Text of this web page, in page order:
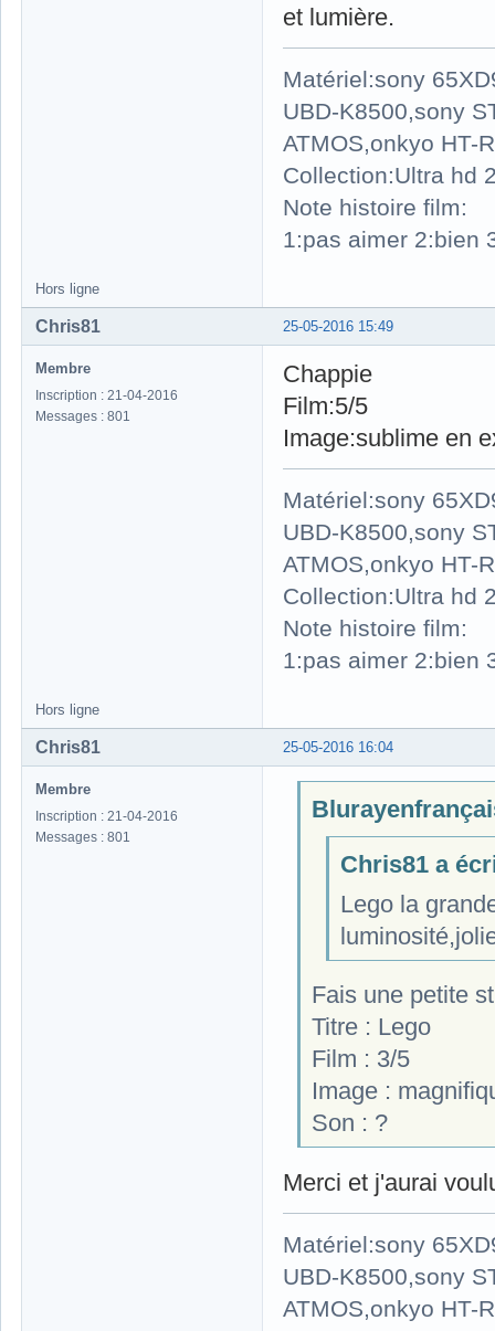
et lumière.
Matériel:sony
UBD-K8500,sony
ATMOS,onkyo HT-
Collection:Ultra hd
Note histoire film:
1:pas aimer 2:bien
Hors ligne
25-05-2016 15:49
Chris81
Membre
Inscription : 21-04-2016
Messages : 801
Chappie
Film:5/5
Image:sublime en
Matériel:sony
UBD-K8500,sony
ATMOS,onkyo HT-
Collection:Ultra hd
Note histoire film:
1:pas aimer 2:bien
Hors ligne
25-05-2016 16:04
Chris81
Membre
Inscription : 21-04-2016
Messages : 801
Chris81 a
Lego la
Fais une petite
Titre : Lego
Film : 3/5
Image :
Son : ?
Merci et j'aurai
Matériel:sony
UBD-K8500,sony
ATMOS,onkyo HT-